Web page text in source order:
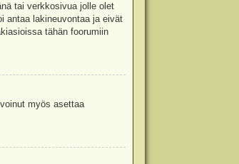
tai verkkosivua jolle olet
antaa lakineuvontaa ja eivät
tähän foorumiin
myös asettaa